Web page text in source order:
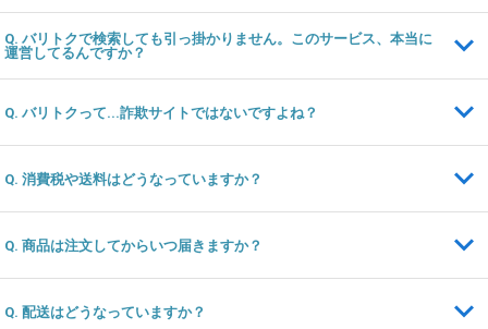
Q. バリトクで検索しても引っ掛かりません。このサービス、本当に
運営してるんですか？
Q. バリトクって...詐欺サイトではないですよね？
Q. 消費税や送料はどうなっていますか？
Q. 商品は注文してからいつ届きますか？
Q. 配送はどうなっていますか？